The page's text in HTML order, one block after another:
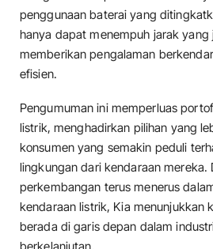
penggunaan baterai yang
hanya dapat menempuh jarak yang
memberikan pengalaman
efisien.
Pengumuman ini memperluas
listrik, menghadirkan pilihan yang
konsumen yang semakin peduli
lingkungan dari kendaraan mereka.
perkembangan terus menerus
kendaraan listrik, Kia menunjukkan
berada di garis depan dalam